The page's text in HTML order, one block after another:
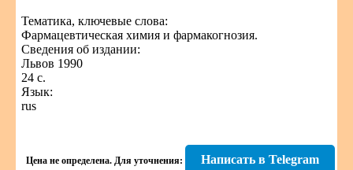
Тематика, ключевые слова:
Фармацевтическая химия и фармакогнозия.
Сведения об издании:
Львов 1990
24 с.
Язык:
rus
Цена не определена. Для уточнения: Написать в Telegram